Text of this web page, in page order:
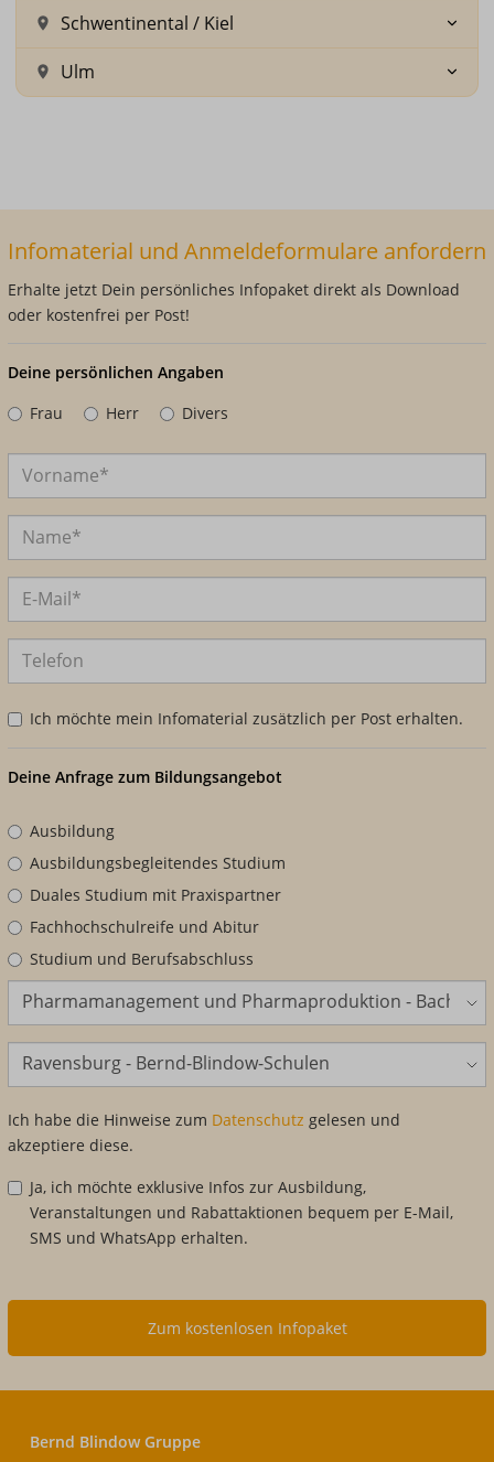
Schwentinental / Kiel
Ulm
Infomaterial und Anmeldeformulare anfordern
Erhalte jetzt Dein persönliches Infopaket direkt als Download
oder kostenfrei per Post!
Deine persönlichen Angaben
Frau
Herr Divers
Ich möchte mein Infomaterial zusätzlich per Post erhalten.
Deine Anfrage zum Bildungsangebot
Ausbildung
Ausbildungsbegleitendes Studium
Duales Studium mit Praxispartner
Fachhochschulreife und Abitur
Studium und Berufsabschluss
Bildungsangebot
Standort
Ich habe die Hinweise zum Datenschutz gelesen und
akzeptiere diese.
Ja, ich möchte exklusive Infos zur Ausbildung,
Veranstaltungen und Rabattaktionen bequem per E-Mail,
SMS und WhatsApp erhalten.
Zum kostenlosen Infopaket
Bernd Blindow Gruppe